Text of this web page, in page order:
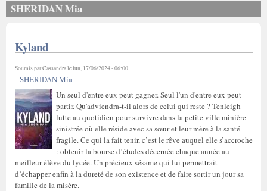
SHERIDAN Mia
Kyland
Soumis parCassandrale lun, 17/06/2024 - 06:00
SHERIDAN Mia
Un seul d'entre eux peut gagner. Seul l'un d'entre eux peut
partir. Qu'adviendra-t-il alors de celui qui reste ? Tenleigh
lutte au quotidien pour survivre dans la petite ville minière
sinistrée où elle réside avec sa sœur et leur mère à la santé
fragile. Ce qui la fait tenir, c’est le rêve auquel elle s’accroche
: obtenir la bourse d’études décernée chaque année au
meilleur élève du lycée. Un précieux sésame qui lui permettrait
d’échapper enfin à la dureté de son existence et de faire sortir un jour sa
famille de la misère.